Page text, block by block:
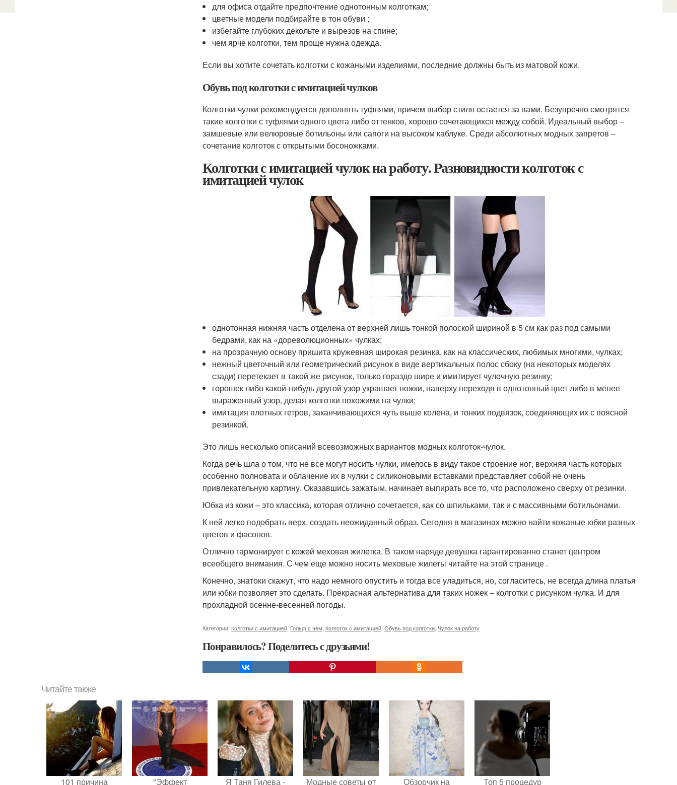
для офиса отдайте предпочтение однотонным колготкам;
цветные модели подбирайте в тон обуви ;
избегайте глубоких декольте и вырезов на спине;
чем ярче колготки, тем проще нужна одежда.
Если вы хотите сочетать колготки с кожаными изделиями, последние должны быть из матовой кожи.
Обувь под колготки с имитацией чулков
Колготки-чулки рекомендуется дополнять туфлями, причем выбор стиля остается за вами. Безупречно смотрятся
такие колготки с туфлями одного цвета либо оттенков, хорошо сочетающихся между собой. Идеальный выбор –
замшевые или велюровые ботильоны или сапоги на высоком каблуке. Среди абсолютных модных запретов –
сочетание колготок с открытыми босоножками.
Колготки с имитацией чулок на работу. Разновидности колготок с
имитацией чулок
однотонная нижняя часть отделена от верхней лишь тонкой полоской шириной в 5 см как раз под самыми
бедрами, как на «дореволюционных» чулках;
на прозрачную основу пришита кружевная широкая резинка, как на классических, любимых многими, чулках;
нежный цветочный или геометрический рисунок в виде вертикальных полос сбоку (на некоторых моделях
сзади) перетекает в такой же рисунок, только гораздо шире и имитирует чулочную резинку;
горошек либо какой-нибудь другой узор украшает ножки, наверху переходя в однотонный цвет либо в менее
выраженный узор, делая колготки похожими на чулки;
имитация плотных гетров, заканчивающихся чуть выше колена, и тонких подвязок, соединяющих их с поясной
резинкой.
Это лишь несколько описаний всевозможных вариантов модных колготок-чулок.
Когда речь шла о том, что не все могут носить чулки, имелось в виду такое строение ног, верхняя часть которых
особенно полновата и облачение их в чулки с силиконовыми вставками представляет собой не очень
привлекательную картину. Оказавшись зажатым, начинает выпирать все то, что расположено сверху от резинки.
Юбка из кожи – это классика, которая отлично сочетается, как со шпильками, так и с массивными ботильонами.
К ней легко подобрать верх, создать неожиданный образ. Сегодня в магазинах можно найти кожаные юбки разных
цветов и фасонов.
Отлично гармонирует с кожей меховая жилетка. В таком наряде девушка гарантированно станет центром
всеобщего внимания. С чем еще можно носить меховые жилеты читайте на этой странице .
Конечно, знатоки скажут, что надо немного опустить и тогда все уладиться, но, согласитесь, не всегда длина платья
или юбки позволяет это сделать. Прекрасная альтернатива для таких ножек – колготки с рисунком чулка. И для
прохладной осенне-весенней погоды.
Категории: Колготки с имитацией Гольф с чем Колготок с имитацией Обувь под колготки Чулок на работу
Понравилось? Поделитесь с друзьями!
Читайте также
101 причина "Эффект Я Таня Гилева - Модные советы от Обзорчик на Топ 5 процедур